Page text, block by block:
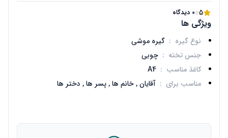
5 0 دیدگاه
ویژگی ها
نوع گیره : گیره موشی
جنس تخته : چوبی
کاغذ مناسب :
A4
مناسب برای : آقایان ,خانم ها ,پسر ها , دختر ها